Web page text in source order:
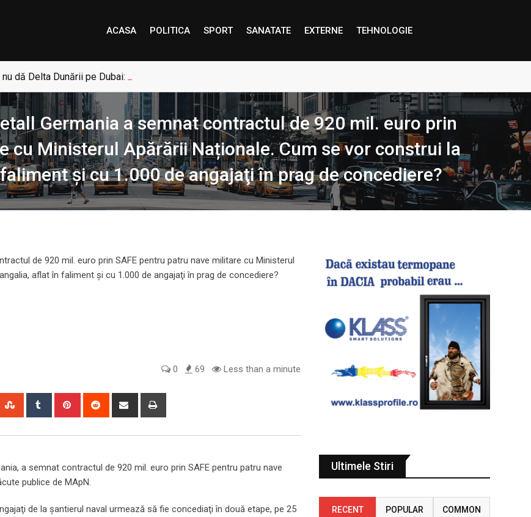
ACASA POLITICA SPORT SANATATE EXTERNE TEHNOLOGIE
dă Delta Dunării pe Dubai: „Uneori, Paradisul este mai aproape decât credem”
Germania a semnat contractul de 920 mil. euro prin
cu Ministerul Apărării Naționale. Cum se vor construi la
şi cu 1.000 de angajaţi în prag de concediere?
0 69 Less than a minute
StumbleUpon
Tumblr Pinterest Reddit
Share
a semnat contractul de 920 mil. euro prin SAFE pentru patru nave
publice de MApN.
de la şantierul naval urmează să fie concediaţi în două etape, pe 25
Ultimele Stiri
RECENT POPULAR COMMON